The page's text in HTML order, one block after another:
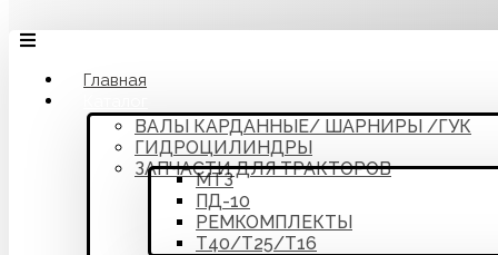
Главная
ВАЛЫ КАРДАННЫЕ/ ШАРНИРЫ /ГУК
ГИДРОЦИЛИНДРЫ
ЗАПЧАСТИ ДЛЯ ТРАКТОРОВ
МТЗ
ПД-10
РЕМКОМПЛЕКТЫ
Т40/Т25/Т16